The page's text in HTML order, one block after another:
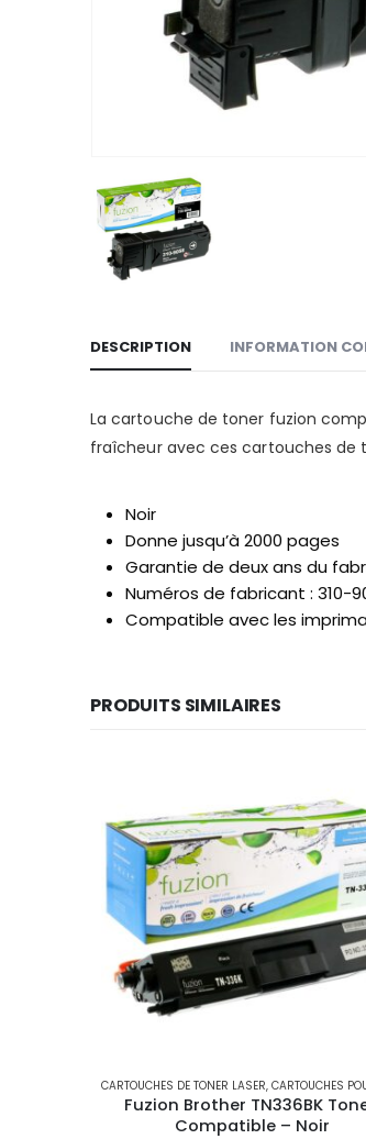
DESCRIPTION INFORMATION
La cartouche de toner fuzion
fraîcheur avec ces cartouches de
Noir
Donne jusqu’à 2000 pages
Garantie de deux ans du
Numéros de fabricant : 310-
Compatible avec les
PRODUITS SIMILAIRES
CARTOUCHES DE TONER LASER, CARTOUCHES POUR
Fuzion Brother TN336BK
Compatible – Noir